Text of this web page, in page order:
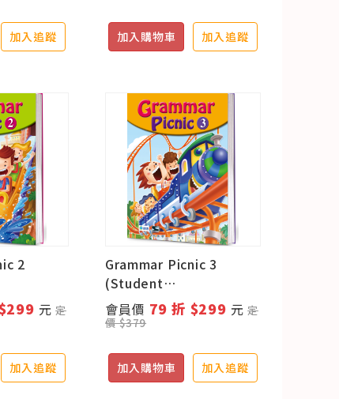
加入追蹤 加入購物車 加入追蹤
2
互動
元定
加入追蹤
Grammar Picnic 3
(Student
book+Workbook+互動
式數位遊戲)
會員價 79 折 $299 元定
價 $379
加入購物車 加入追蹤